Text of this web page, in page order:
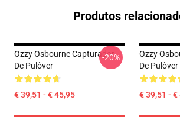
Produtos
Ozzy Osbourne Capturador
De Pulôver
€ 39,51 - € 45,95
-20%
Ozzy
De Pulôver
€ 39,51 - €